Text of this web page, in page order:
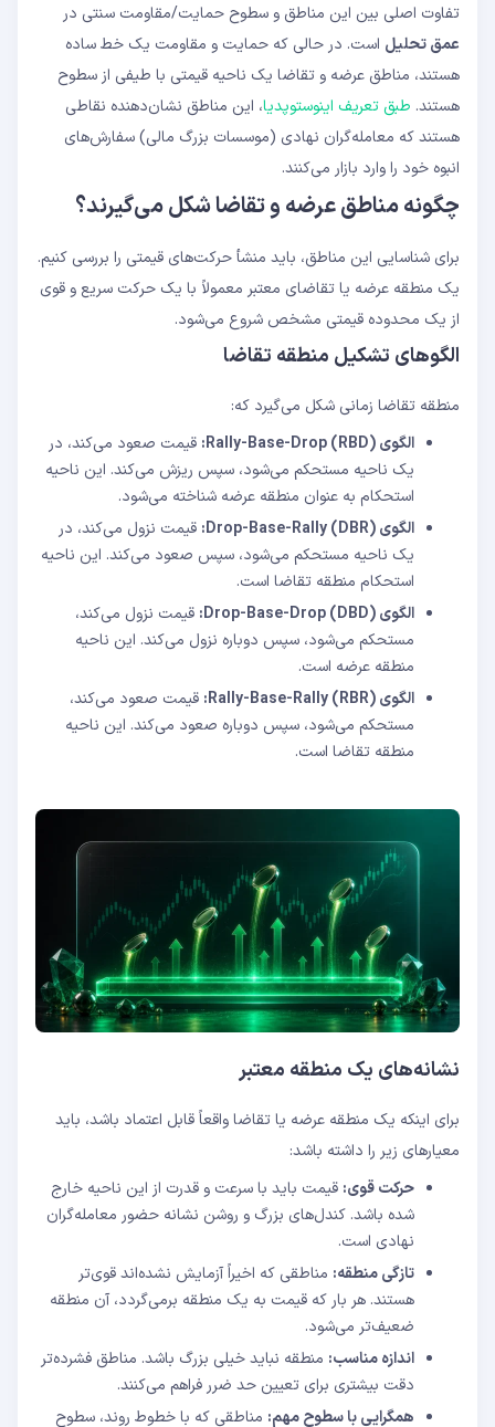
تفاوت اصلی بین این مناطق و سطوح حمایت/مقاومت سنتی در
عمق تحلیل است. در حالی که حمایت و مقاومت یک خط ساده
هستند، مناطق عرضه و تقاضا یک ناحیه قیمتی با طیفی از سطوح
هستند. طبق تعریف اینوستوپدیا، این مناطق نشان‌دهنده نقاطی
هستند که معامله‌گران نهادی (موسسات بزرگ مالی) سفارش‌های
انبوه خود را وارد بازار می‌کنند.
چگونه مناطق عرضه و تقاضا شکل می‌گیرند؟
برای شناسایی این مناطق، باید منشأ حرکت‌های قیمتی را بررسی کنیم.
یک منطقه عرضه یا تقاضای معتبر معمولاً با یک حرکت سریع و قوی
از یک محدوده قیمتی مشخص شروع می‌شود.
الگوهای تشکیل منطقه تقاضا
منطقه تقاضا زمانی شکل می‌گیرد که:
الگوی Rally-Base-Drop (RBD):
قیمت صعود می‌کند، در
یک ناحیه مستحکم می‌شود، سپس ریزش می‌کند. این ناحیه
استحکام به عنوان منطقه عرضه شناخته می‌شود.
الگوی Drop-Base-Rally (DBR):
قیمت نزول می‌کند، در
یک ناحیه مستحکم می‌شود، سپس صعود می‌کند. این ناحیه
استحکام منطقه تقاضا است.
الگوی Drop-Base-Drop (DBD):
قیمت نزول می‌کند،
مستحکم می‌شود، سپس دوباره نزول می‌کند. این ناحیه
منطقه عرضه است.
الگوی Rally-Base-Rally (RBR):
قیمت صعود می‌کند،
مستحکم می‌شود، سپس دوباره صعود می‌کند. این ناحیه
منطقه تقاضا است.
نشانه‌های یک منطقه معتبر
برای اینکه یک منطقه عرضه یا تقاضا واقعاً قابل اعتماد باشد، باید
معیارهای زیر را داشته باشد:
حرکت قوی: قیمت باید با سرعت و قدرت از این ناحیه خارج
شده باشد. کندل‌های بزرگ و روشن نشانه حضور معامله‌گران
نهادی است.
تازگی منطقه: مناطقی که اخیراً آزمایش نشده‌اند قوی‌تر
هستند. هر بار که قیمت به یک منطقه برمی‌گردد، آن منطقه
ضعیف‌تر می‌شود.
اندازه مناسب: منطقه نباید خیلی بزرگ باشد. مناطق فشرده‌تر
دقت بیشتری برای تعیین حد ضرر فراهم می‌کنند.
همگرایی با سطوح مهم: مناطقی که با خطوط روند، سطوح